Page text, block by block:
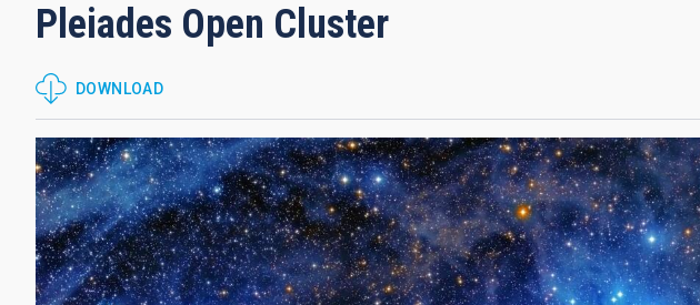
Pleiades Open Cluster
DOWNLOAD